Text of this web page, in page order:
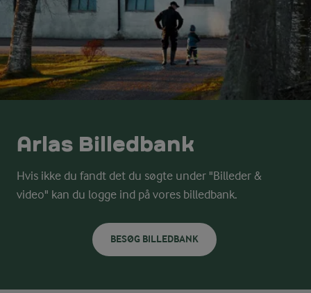
Arlas Billedbank
Hvis ikke du fandt det du søgte under "Billeder &
video" kan du logge ind på vores billedbank.
BESØG BILLEDBANK